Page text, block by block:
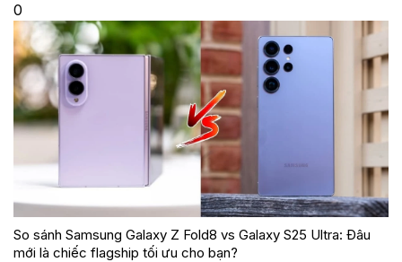
0
So sánh Samsung Galaxy Z Fold8 vs Galaxy S25 Ultra: Đâu
mới là chiếc flagship tối ưu cho bạn?